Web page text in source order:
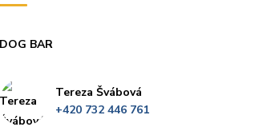
DOG BAR
Tereza Švábová
+420 732 446 761